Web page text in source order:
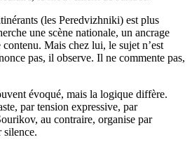
(les Peredvizhniki) est plus
une scène nationale, un ancrage
Mais chez lui, le sujet n’est
pas, il observe. Il ne commente pas,
évoqué, mais la logique diffère.
par tension expressive, par
au contraire, organise par
silence.